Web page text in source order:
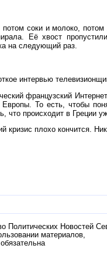
потом соки и молоко,
Её хвост
на следующий раз.
интервью
французский
То есть, чтобы
что происходит в Греции
кризис плохо кончится.
Политических Новостей
материалов,